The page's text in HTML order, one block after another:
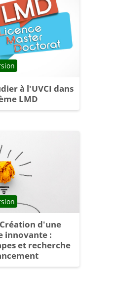
à l'UVCI dans
LMD
d'une
innovante :
et recherche